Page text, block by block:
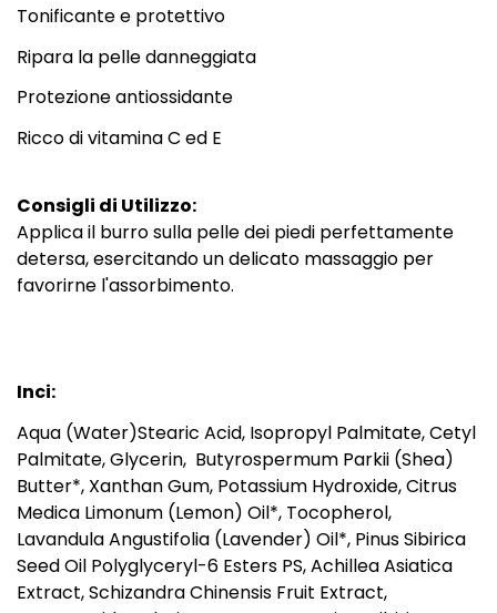
Tonificante e protettivo
Ripara la pelle danneggiata
Protezione antiossidante
Ricco di vitamina C ed E
Consigli di Utilizzo:
Applica il burro sulla pelle dei piedi perfettamente
detersa, esercitando un delicato massaggio per
favorirne l'assorbimento.
Inci:
Aqua (Water)Stearic Acid, Isopropyl Palmitate, Cetyl
Palmitate, Glycerin, Butyrospermum Parkii (Shea)
Butter*, Xanthan Gum, Potassium Hydroxide, Citrus
Medica Limonum (Lemon) Oil*, Tocopherol,
Lavandula Angustifolia (Lavender) Oil*, Pinus Sibirica
Seed Oil Polyglyceryl-6 Esters PS, Achillea Asiatica
Extract, Schizandra Chinensis Fruit Extract,